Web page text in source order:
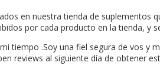
en nuestra tienda de suplementos
por cada producto en la tienda, y
tiempo .Soy una fiel segura de vos y
reviews al siguiente día de obtener